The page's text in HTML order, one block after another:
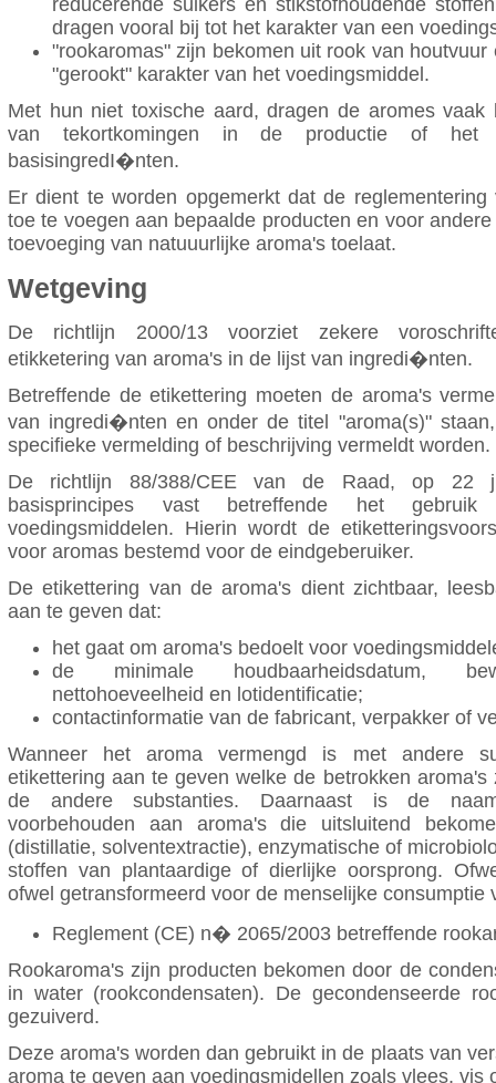
reducerende suikers en stikstofhoudende
dragen vooral bij tot het karakter van een
"rookaromas" zijn bekomen uit rook van
"gerookt" karakter van het voedingsmiddel.
Met hun niet toxische aard, dragen de aromes vaak
van tekortkomingen in de productie of het
basisingredI�nten.
Er dient te worden opgemerkt dat de reglementering
toe te voegen aan bepaalde producten en voor
toevoeging van natuuurlijke aroma's toelaat.
Wetgeving
De richtlijn 2000/13 voorziet zekere
etikketering van aroma's in de lijst van ingredi�nten.
Betreffende de etikettering moeten de aroma's
van ingredi�nten en onder de titel "aroma(s)"
specifieke vermelding of beschrijving vermeldt worden.
De richtlijn 88/388/CEE van de Raad, op 22
basisprincipes vast betreffende het
voedingsmiddelen. Hierin wordt de
voor aromas bestemd voor de eindgeberuiker.
De etikettering van de aroma's dient zichtbaar,
aan te geven dat:
het gaat om aroma's bedoelt voor
de minimale houdbaarheidsdatum,
nettohoeveelheid en lotidentificatie;
contactinformatie van de fabricant, verpakker of
Wanneer het aroma vermengd is met andere
etikettering aan te geven welke de betrokken
de andere substanties. Daarnaast is de
voorbehouden aan aroma's die uitsluitend
(distillatie, solventextractie), enzymatische of
stoffen van plantaardige of dierlijke oorsprong.
ofwel getransformeerd voor de menselijke consumptie
Reglement (CE) n� 2065/2003 betreffende
Rookaroma's zijn producten bekomen door de
in water (rookcondensaten). De gecondenseerde
gezuiverd.
Deze aroma's worden dan gebruikt in de plaats van
aroma te geven aan voedingsmidellen zoals vlees, vis